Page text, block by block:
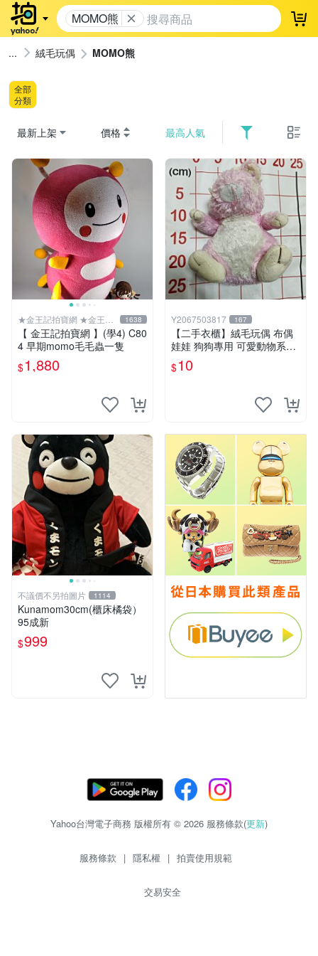
MOMO熊 登
絨毛玩偶 MOMO熊
全部
分類
最新上架 價格 最高人氣
★金王記拍寶網 ★金王記
拍寶趣
1638
【 金王記拍寶網 】(學4) C80
4 早期momo毛毛蟲一隻
$1,880
Y2067503817 167
【二手衣櫃】絨毛玩偶 布偶
娃娃 狗狗專用 可愛動物系列
耐咬耐磨玩具 玩偶 粉紅熊寵
物玩具 1120929
$10
不議價不另拍圖片 1114
Kunamom30cm(櫃床橘袋）
95成新
$999
Yahoo台灣電子商務 版權所有 © 2026 服務條款(更新)
服務條款 | 隱私權 | 拍賣使用規範
交易安全